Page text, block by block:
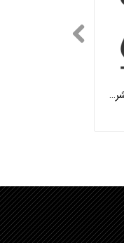
نرم‌افزار حسابداری فروشگاهی پیشرفته دو کاربره هلو APEX کد (15)